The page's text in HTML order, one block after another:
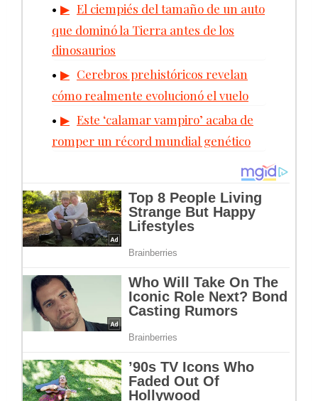
El ciempiés del tamaño de un auto
que dominó la Tierra antes de los
dinosaurios
Cerebros prehistóricos revelan
cómo realmente evolucionó el vuelo
Este ‘calamar vampiro’ acaba de
romper un récord mundial genético